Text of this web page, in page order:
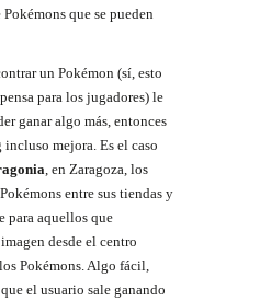
que se pueden
un Pokémon (sí, esto
para los jugadores) le
ganar algo más, entonces
mejora. Es el caso
, en Zaragoza, los
entre sus tiendas y
para aquellos que
desde el centro
Pokémons. Algo fácil,
el usuario sale ganando